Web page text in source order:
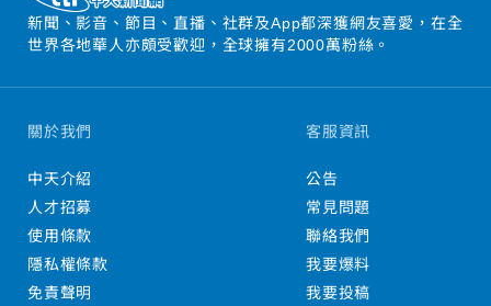
新聞、影音、節目、直播、社群及App都深獲網友喜愛，在全
世界各地華人亦頗受歡迎，全球擁有2000萬粉絲。
關於我們
中天介紹
人才招募
使用條款
隱私權條款
免責聲明
客服資訊
公告
常見問題
聯絡我們
我要爆料
我要投稿